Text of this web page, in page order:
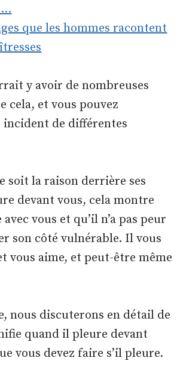
que les hommes racontent
y avoir de nombreuses
cela, et vous pouvez
de différentes
soit la raison derrière ses
devant vous, cela montre
avec vous et qu’il n’a pas peur
son côté vulnérable. Il vous
vous aime, et peut-être même
nous discuterons en détail de
quand il pleure devant
vous devez faire s’il pleure.